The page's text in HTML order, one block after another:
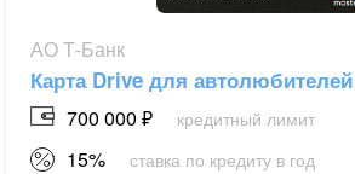
АО Т-Банк
Карта Drive для автолюбителей
700 000 ₽ кредитный лимит
15% ставка по кредиту в год